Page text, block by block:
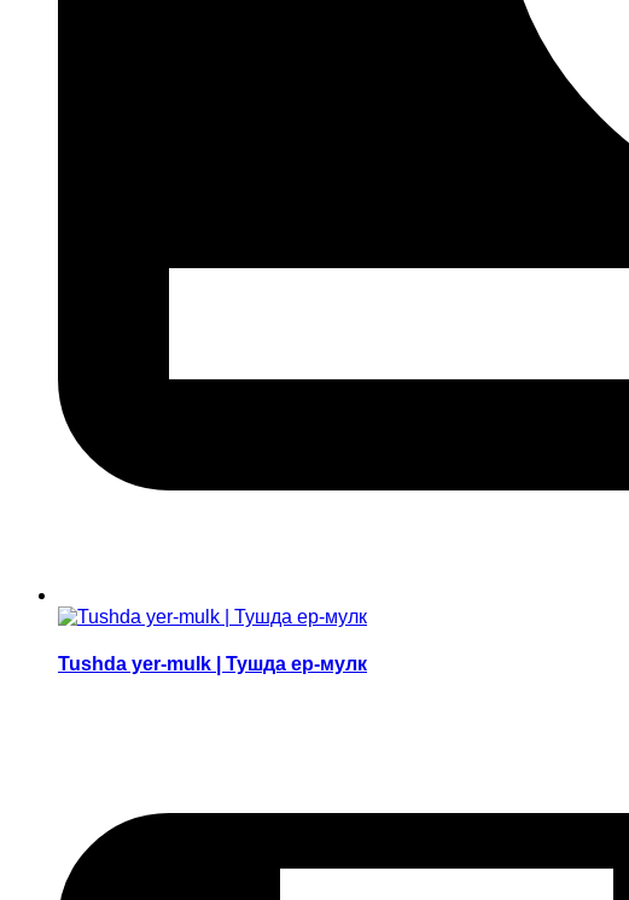
Tushda yer-mulk | Тушда ер-мулк